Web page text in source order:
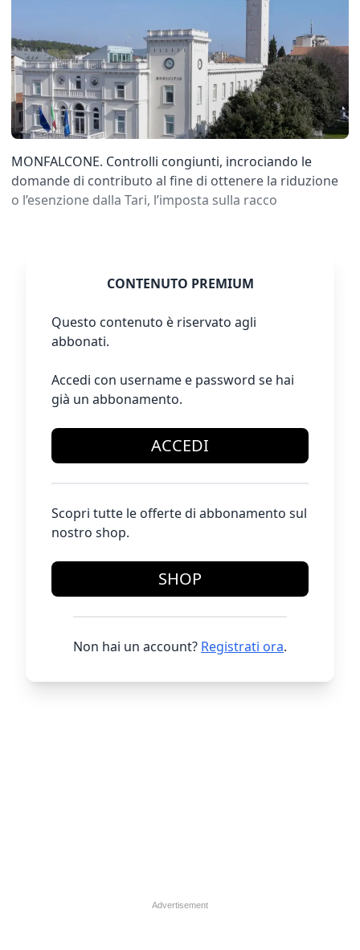
MONFALCONE. Controlli congiunti, incrociando le
domande di contributo al fine di ottenere la riduzione
o l’esenzione dalla Tari, l’imposta sulla racco
CONTENUTO PREMIUM
Questo contenuto è riservato agli
abbonati.
Accedi con username e password se hai
già un abbonamento.
ACCEDI
Scopri tutte le offerte di abbonamento sul
nostro shop.
SHOP
Non hai un account? Registrati ora.